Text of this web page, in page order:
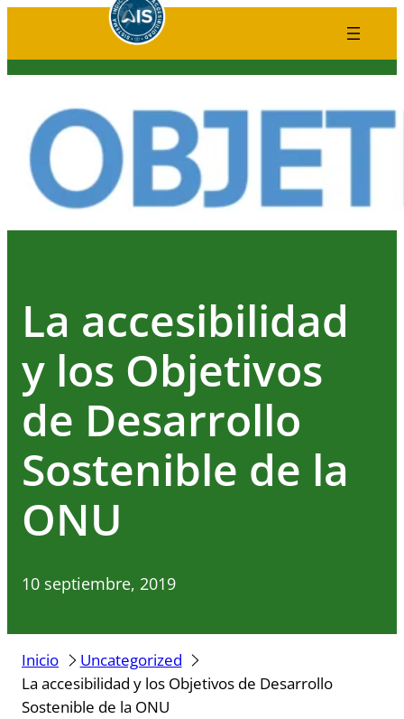
contenido
La accesibilidad
y los Objetivos
de Desarrollo
Sostenible de la
ONU
10 septiembre, 2019
Inicio
Uncategorized
La accesibilidad y los Objetivos de Desarrollo
Sostenible de la ONU